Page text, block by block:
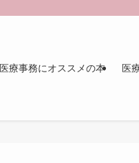
医療事務にオススメの本 医